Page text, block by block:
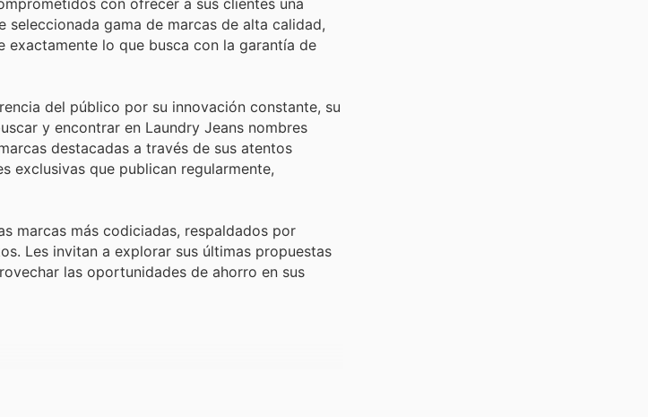
gama de marcas de alta calidad,
exactamente lo que busca con la garantía de
del público por su innovación constante, su
y encontrar en Laundry Jeans nombres
destacadas a través de sus atentos
exclusivas que publican regularmente,
marcas más codiciadas, respaldados por
Les invitan a explorar sus últimas propuestas
las oportunidades de ahorro en sus